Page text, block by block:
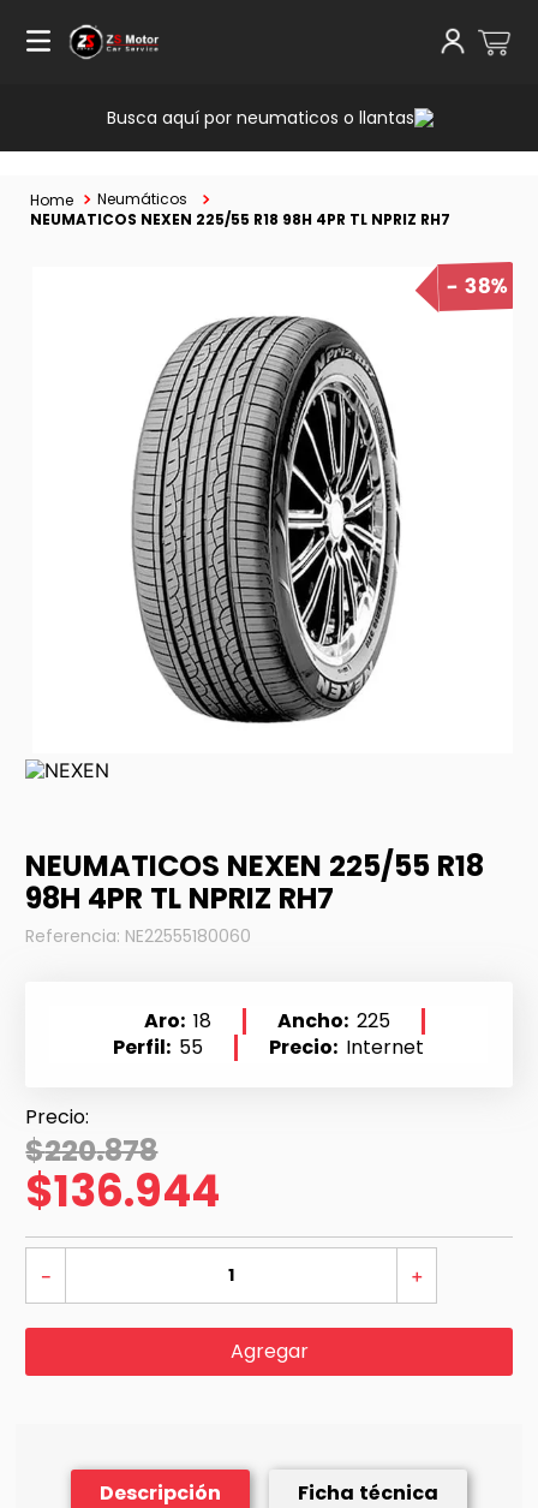
Busca aquí por neumaticos o llantas
Neumáticos
NEUMATICOS NEXEN 225/55 R18 98H 4PR TL NPRIZ RH7
38%
NEUMATICOS NEXEN 225/55 R18
98H 4PR TL NPRIZ RH7
Referencia: NE22555180060
Aro 18 Ancho 225
Perfil 55 Precio Internet
$220.878
$136.944
＋
－
Agregar
Descripción Ficha técnica